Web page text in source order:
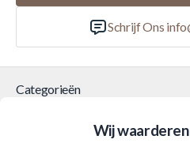
Wij
Categorieën
Schrijf Ons